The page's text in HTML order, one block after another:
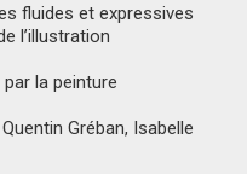
fluides et expressives
l’illustration
la peinture
Gréban, Isabelle